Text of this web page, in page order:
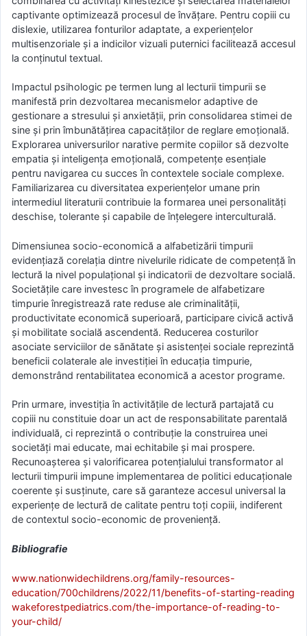
captivante optimizează procesul de învățare. Pentru copiii cu
dislexie, utilizarea fonturilor adaptate, a experiențelor
multisenzoriale și a indicilor vizuali puternici facilitează accesul
la conținutul textual.
Impactul psihologic pe termen lung al lecturii timpurii se
manifestă prin dezvoltarea mecanismelor adaptive de
gestionare a stresului și anxietății, prin consolidarea stimei de
sine și prin îmbunătățirea capacităților de reglare emoțională.
Explorarea universurilor narative permite copiilor să dezvolte
empatia și inteligența emoțională, competențe esențiale
pentru navigarea cu succes în contextele sociale complexe.
Familiarizarea cu diversitatea experiențelor umane prin
intermediul literaturii contribuie la formarea unei personalități
deschise, tolerante și capabile de înțelegere interculturală.
Dimensiunea socio-economică a alfabetizării timpurii
evidențiază corelația dintre nivelurile ridicate de competență în
lectură la nivel populațional și indicatorii de dezvoltare socială.
Societățile care investesc în programele de alfabetizare
timpurie înregistrează rate reduse ale criminalității,
productivitate economică superioară, participare civică activă
și mobilitate socială ascendentă. Reducerea costurilor
asociate serviciilor de sănătate și asistenței sociale reprezintă
beneficii colaterale ale investiției în educația timpurie,
demonstrând rentabilitatea economică a acestor programe.
Prin urmare, investiția în activitățile de lectură partajată cu
copiii nu constituie doar un act de responsabilitate parentală
individuală, ci reprezintă o contribuție la construirea unei
societăți mai educate, mai echitabile și mai prospere.
Recunoașterea și valorificarea potențialului transformator al
lecturii timpurii impune implementarea de politici educaționale
coerente și susținute, care să garanteze accesul universal la
experiențe de lectură de calitate pentru toți copiii, indiferent
de contextul socio-economic de proveniență.
Bibliografie
www.nationwidechildrens.org/family-resources-
education/700childrens/2022/11/benefits-of-starting-reading
wakeforestpediatrics.com/the-importance-of-reading-to-
your-child/